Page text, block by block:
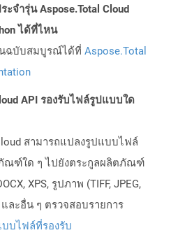
จำรุ่น Aspose.Total Cloud
ได้ที่ไหน
ฉบับสมบูรณ์ได้ที่ Aspose.Total
API รองรับไฟล์รูปแบบใด
สามารถแปลงรูปแบบไฟล์
ณฑ์ใด ๆ ไปยังตระกูลผลิตภัณฑ์
XPS, รูปภาพ (TIFF, JPEG,
และอื่น ๆ ตรวจสอบรายการ
บไฟล์ที่รองรับ